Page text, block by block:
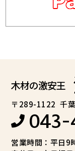
木材の激安王
〒289-1122千
営業時間：平日9